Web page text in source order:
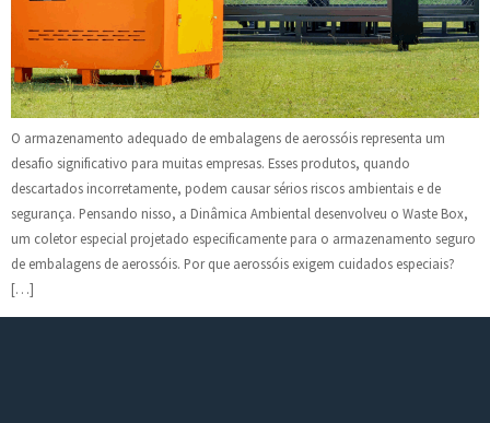
O armazenamento adequado de embalagens de aerossóis representa um
desafio significativo para muitas empresas. Esses produtos, quando
descartados incorretamente, podem causar sérios riscos ambientais e de
segurança. Pensando nisso, a Dinâmica Ambiental desenvolveu o Waste Box,
um coletor especial projetado especificamente para o armazenamento seguro
de embalagens de aerossóis. Por que aerossóis exigem cuidados especiais?
[…]